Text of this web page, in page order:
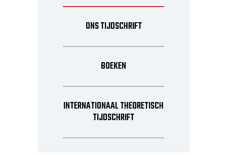
ONS TIJDSCHRIFT
BOEKEN
INTERNATIONAAL THEORETISCH
TIJDSCHRIFT